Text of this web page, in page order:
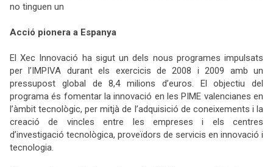
no tinguen un
Acció pionera a Espanya
El Xec Innovació ha sigut un dels nous programes impulsats
per l’IMPIVA durant els exercicis de 2008 i 2009 amb un
pressupost global de 8,4 milions d’euros. El objectiu del
programa és fomentar la innovació en les PIME valencianes en
l’àmbit tecnològic, per mitjà de l’adquisició de coneixements i la
creació de vincles entre les empreses i els centres
d’investigació tecnològica, proveïdors de servicis en innovació i
tecnologia.